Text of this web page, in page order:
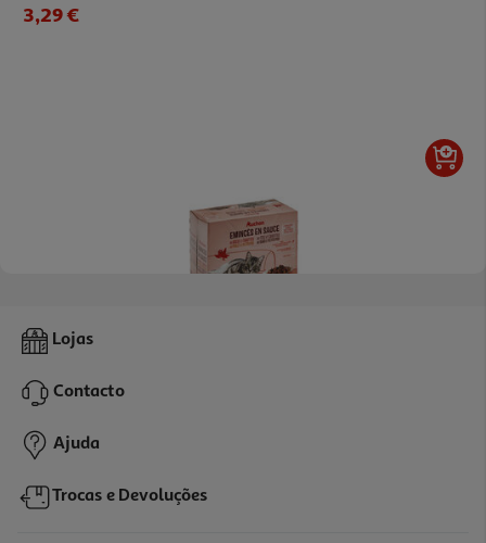
3,29 €
Comida Húmida Para Gato Auchan Saquetas Pedaços Em Molho
Carnes 12x100g
3,29 €
Lojas
Contacto
Ajuda
Trocas e Devoluções